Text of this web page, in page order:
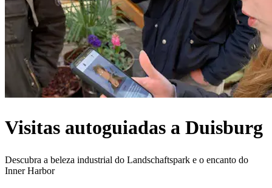
Visitas autoguiadas a Duisburg
Descubra a beleza industrial do Landschaftspark e o encanto do
Inner Harbor